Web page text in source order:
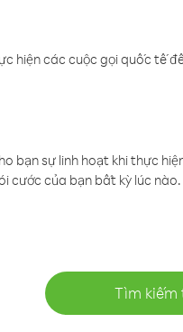
hiện các cuộc gọi quốc tế
bạn sự linh hoạt khi thực
cước của bạn bất kỳ lúc
Tìm kiếm